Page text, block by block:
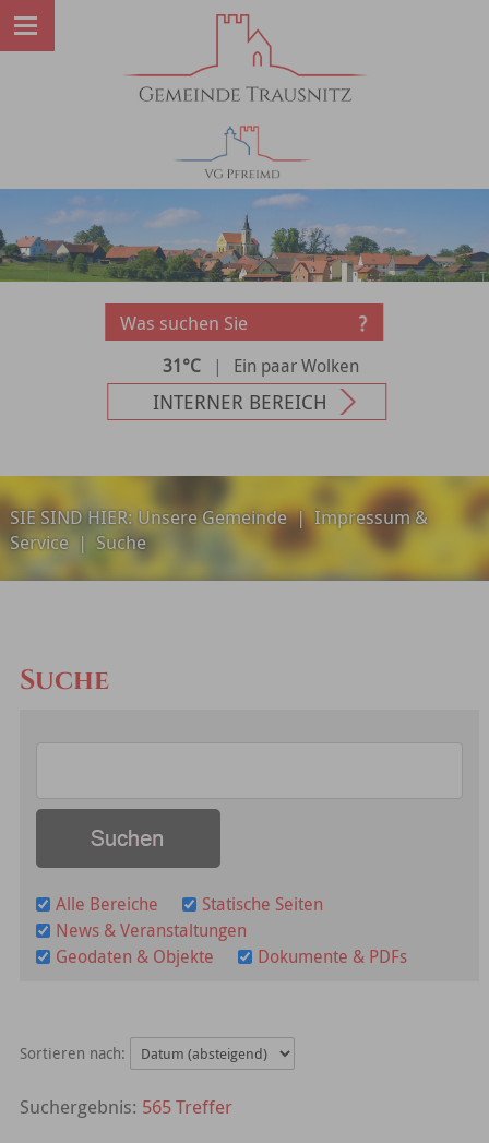
31°C | Ein paar Wolken
INTERNER BEREICH
SIE SIND HIER:Unsere Gemeinde|Impressum &
Service | Suche
Suche
Alle Bereiche
Statische Seiten
News & Veranstaltungen
Geodaten & Objekte
Dokumente & PDFs
Sortieren nach:
565 Treffer